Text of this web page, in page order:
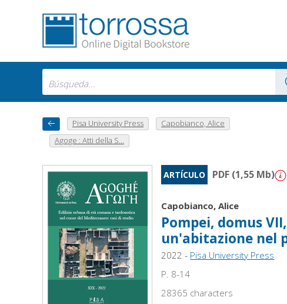
Pisa University Press
Capobianco, Alice
Agoge : Atti della S...
ARTÍCULO PDF (1,55 Mb)
Capobianco, Alice
Pompei, domus
un'abitazione nel
2022 - Pisa University Press
P. 8-14
28365 characters